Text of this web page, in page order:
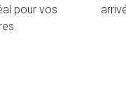
pour vos